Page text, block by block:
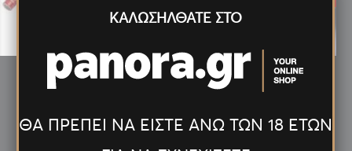
ΦΑΚΟΣ LED ΤΗΛΕΣΚΟΠΙΚΟΣ-ΜΑΓΝΗΤΙΚΟΣ ΚΟΚΚΙΝΟΣ
ΚΑΛΩΣΗΛΘΑΤΕ ΣΤΟ
ΘΑ ΠΡΕΠΕΙ ΝΑ ΕΙΣΤΕ ΑΝΩ ΤΩΝ 18 ΕΤΩΝ